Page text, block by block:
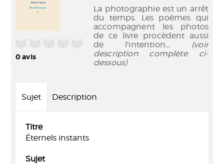
0avis
La photographie est un arrêt
du temps. Les poèmes qui
accompagnent les photos
de ce livre procèdent aussi
de l'intention... (voir
description complète ci-
dessous)
Sujet Description
Titre
Éternels instants
Sujet